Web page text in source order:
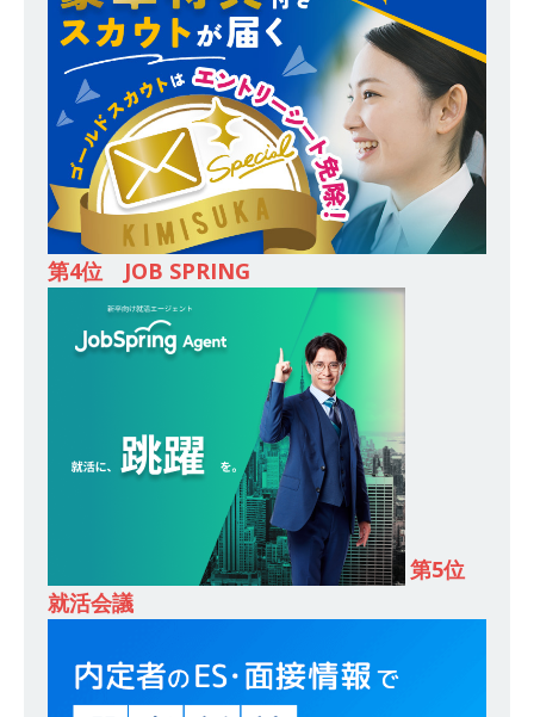
目指せる!! ｜ データX
体育会積極採用企業
[ 2026年5月13日 ]
【 28卒 ｜ 仕事の全容を知れ
るオープンカンパニー 】 大林グループ ｜ 全国規
模の重要施設の建設に携わるサブコン ｜ 環境保
全や脱炭素社会の実現にも貢献 ｜ 初任給28万
+各手当 ｜ 年間休日125日 ｜ オーク設備工業
体育会積極採用企業
[ 2026年5月13日 ] 【 28卒 ｜ 建築プロセスの一
部を体験できるイベント開催 】香川・大阪勤務
｜ 四国・関東エリアで圧倒的な存在感を誇る総
合建設会社（ゼネコン） ｜ 充実の福利厚生・資
格手当・資格取得支援制度あり ｜ 年間休日123
日 ｜ 創立以来74年間黒字経営 ｜ 合田工務店
体育会積極採用企業
[ 2026年5月12日 ] 【 28卒 ｜ 愛知勤務・転勤な
し 】 自動車生産に欠かせない部品を独自のノウ
ハウで素材から生産まで国内で唯一一貫生産する
鋼材加工メーカー ｜ 幅広くマルチに活躍する人
第4位 JOB SPRING
第5位
就活会議